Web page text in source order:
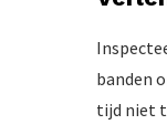
banden
tijd niet